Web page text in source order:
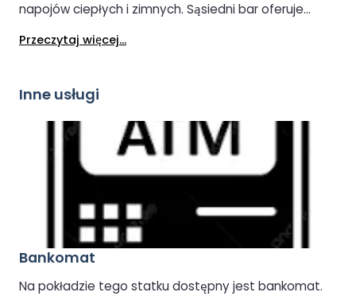
napojów ciepłych i zimnych. Sąsiedni bar oferuje
dogodnym miejscem na posiłek lub relaksującego
Przeczytaj więcej...
Inne usługi
Bankomat
Na pokładzie tego statku dostępny jest bankomat.